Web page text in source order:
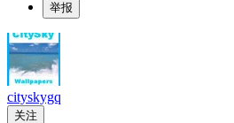
举报
cityskygq
关注